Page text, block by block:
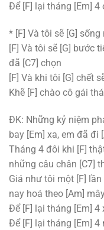
Để [F] lại tháng [Em] 4
* [F] Và tôi sẽ [G] sống
[F] Và tôi sẽ [G] bước
đã [C7] chọn
[F] Và khi tôi [G] chết
Khẽ [F] chào cô gái
ĐK: Những kỷ niệm
bay [Em] xa, em đã đi
Tháng 4 đôi khi [F]
những câu chân [C7]
Giá như tôi một [F] lần
nay hoá theo [Am]
Để [F] lại tháng [Em] 4
Để [F] lại tháng [Em] 4